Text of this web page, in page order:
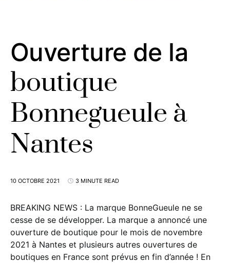
Ouverture de la
boutique
Bonnegueule à
Nantes
10 OCTOBRE 2021 3 MINUTE READ
BREAKING NEWS : La marque BonneGueule ne se
cesse de se développer. La marque a annoncé une
ouverture de boutique pour le mois de novembre
2021 à Nantes et plusieurs autres ouvertures de
boutiques en France sont prévus en fin d’année ! En